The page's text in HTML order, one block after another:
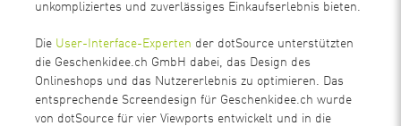
unkompliziertes und zuverlässiges Einkaufserlebnis bieten.
Die User-Interface-Experten der dotSource unterstützten
die Geschenkidee.ch GmbH dabei, das Design des
Onlineshops und das Nutzererlebnis zu optimieren. Das
entsprechende Screendesign für Geschenkidee.ch wurde
von dotSource für vier Viewports entwickelt und in die